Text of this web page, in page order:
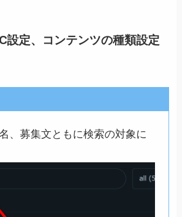
設定、コンテンツの種類設定
、募集文ともに検索の対象に